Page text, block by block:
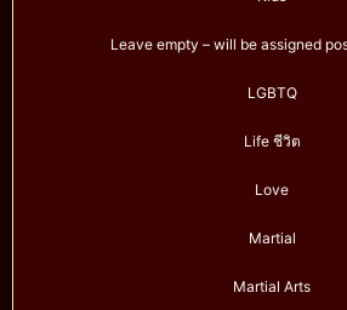
Leave empty – will be assigned
LGBTQ
Life ชีวิต
Love
Martial
Martial Arts